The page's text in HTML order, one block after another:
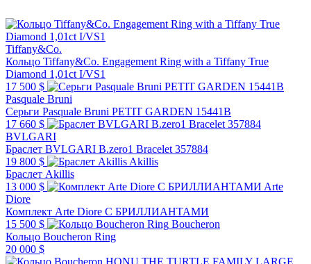
Tiffany&Co.
Кольцо Tiffany&Co. Engagement Ring with a Tiffany True
Diamond 1,01ct I/VS1
17 500 $
Pasquale Bruni
Серьги Pasquale Bruni PETIT GARDEN 15441B
17 660 $
BVLGARI
Браслет BVLGARI B.zero1 Bracelet 357884
19 800 $
Akillis
Браслет Akillis
13 000 $
Arte
Diore
Комплект Arte Diore С БРИЛЛИАНТАМИ
15 500 $
Boucheron
Кольцо Boucheron Ring
20 000 $